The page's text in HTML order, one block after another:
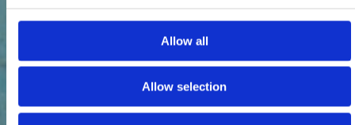
Allow all
Allow selection